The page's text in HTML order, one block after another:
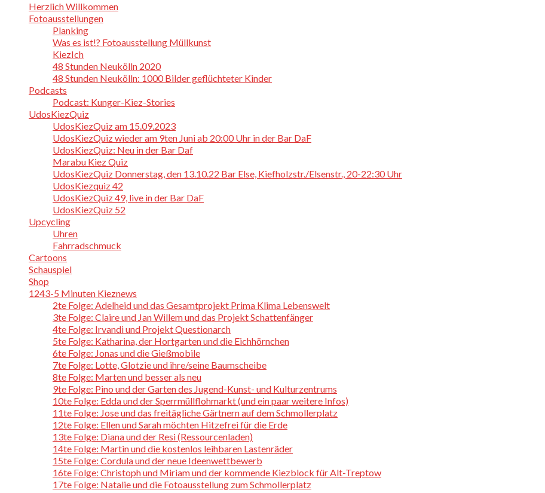
Herzlich Willkommen
Fotoausstellungen
Planking
Was es ist!? Fotoausstellung Müllkunst
KiezIch
48 Stunden Neukölln 2020
48 Stunden Neukölln: 1000 Bilder geflüchteter Kinder
Podcasts
Podcast: Kunger-Kiez-Stories
UdosKiezQuiz
UdosKiezQuiz am 15.09.2023
UdosKiezQuiz wieder am 9ten Juni ab 20:00 Uhr in der Bar DaF
UdosKiezQuiz: Neu in der Bar Daf
Marabu Kiez Quiz
UdosKiezQuiz Donnerstag, den 13.10.22 Bar Else, Kiefholzstr./Elsenstr., 20-22:30 Uhr
UdosKiezquiz 42
UdosKiezQuiz 49, live in der Bar DaF
UdosKiezQuiz 52
Upcycling
Uhren
Fahrradschmuck
Cartoons
Schauspiel
Shop
1243-5 Minuten Kieznews
2te Folge: Adelheid und das Gesamtprojekt Prima Klima Lebenswelt
3te Folge: Claire und Jan Willem und das Projekt Schattenfänger
4te Folge: Irvandi und Projekt Questionarch
5te Folge: Katharina, der Hortgarten und die Eichhörnchen
6te Folge: Jonas und die Gießmobile
7te Folge: Lotte, Glotzie und ihre/seine Baumscheibe
8te Folge: Marten und besser als neu
9te Folge: Pino und der Garten des Jugend-Kunst- und Kulturzentrums
10te Folge: Edda und der Sperrmüllflohmarkt (und ein paar weitere Infos)
11te Folge: Jose und das freitägliche Gärtnern auf dem Schmollerplatz
12te Folge: Ellen und Sarah möchten Hitzefrei für die Erde
13te Folge: Diana und der Resi (Ressourcenladen)
14te Folge: Martin und die kostenlos leihbaren Lastenräder
15te Folge: Cordula und der neue Ideenwettbewerb
16te Folge: Christoph und Miriam und der kommende Kiezblock für Alt-Treptow
17te Folge: Natalie und die Fotoausstellung zum Schmollerplatz